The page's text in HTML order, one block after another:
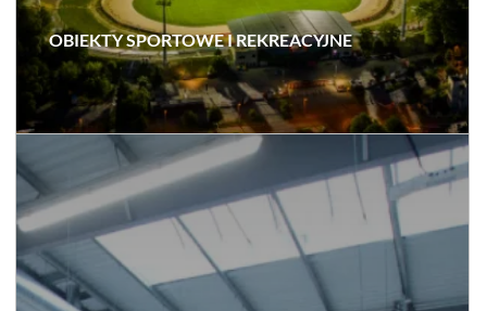
OBIEKTY SPORTOWE I REKREACYJNE